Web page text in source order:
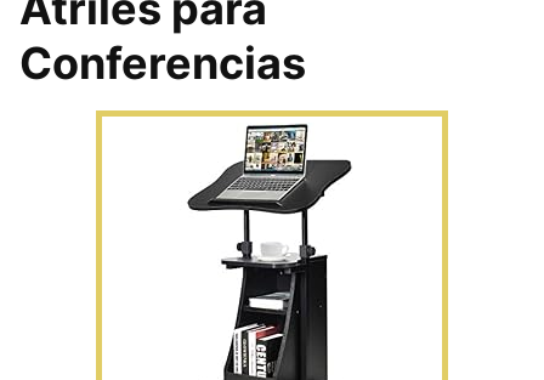
Conferencias